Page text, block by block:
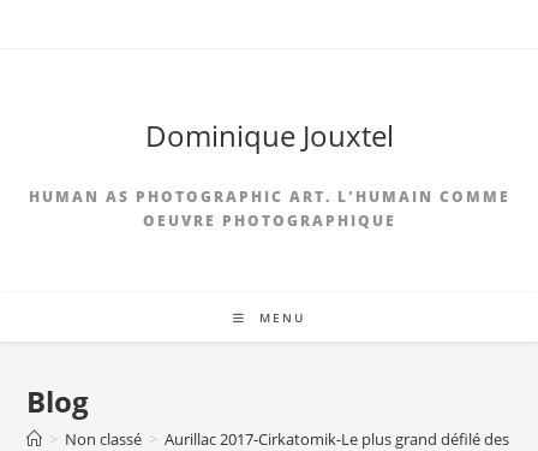
Dominique Jouxtel
HUMAN AS PHOTOGRAPHIC ART. L'HUMAIN COMME
OEUVRE PHOTOGRAPHIQUE
MENU
Blog
> Non classé > Aurillac 2017-Cirkatomik-Le plus grand défilé des